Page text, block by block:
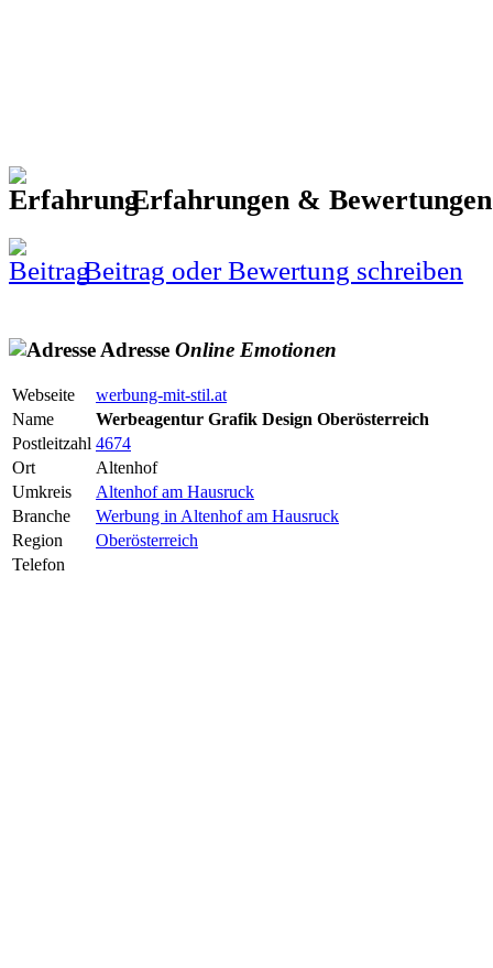
Erfahrungen &
Beitrag oder Bewertung schreiben
Adresse Online Emotionen
Webseite
werbung-mit-stil.at
Name
Werbeagentur Grafik Design Oberösterreich
Postleitzahl 4674
Ort
Altenhof
Umkreis
Altenhof am Hausruck
Branche
Werbung in Altenhof am Hausruck
Region
Oberösterreich
Telefon